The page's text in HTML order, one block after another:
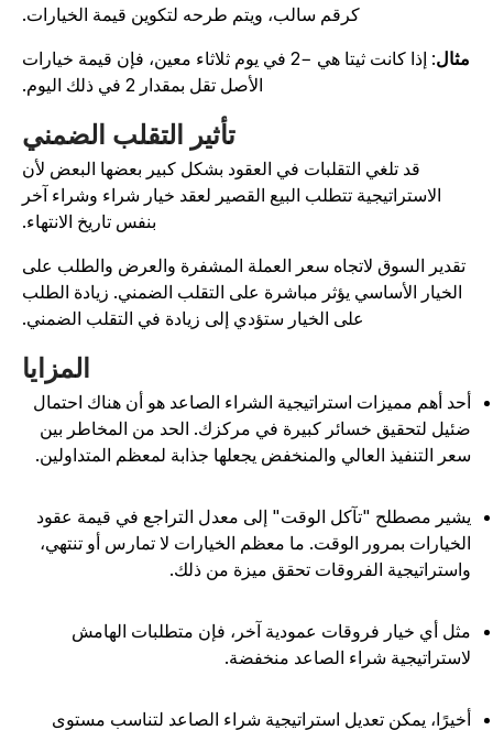
كرقم سالب، ويتم طرحه لتكوين قيمة الخيارات.
: إذا كانت ثيتا هي −2 في يوم ثلاثاء معين، فإن قيمة خيارات
الأصل تقل بمقدار 2 في ذلك اليوم.
تأثير التقلب الضمني
قد تلغي التقلبات في العقود بشكل كبير بعضها البعض لأن
الاستراتيجية تتطلب البيع القصير لعقد خيار شراء وشراء آخر
بنفس تاريخ الانتهاء.
تقدير السوق لاتجاه سعر العملة المشفرة والعرض والطلب على
الخيار الأساسي يؤثر مباشرة على التقلب الضمني. زيادة الطلب
على الخيار ستؤدي إلى زيادة في التقلب الضمني.
المزايا
أهم مميزات استراتيجية الشراء الصاعد هو أن هناك احتمال
لتحقيق خسائر كبيرة في مركزك. الحد من المخاطر بين
التنفيذ العالي والمنخفض يجعلها جذابة لمعظم المتداولين.
مصطلح "تآكل الوقت" إلى معدل التراجع في قيمة عقود
بمرور الوقت. ما معظم الخيارات لا تمارس أو تنتهي،
الفروقات تحقق ميزة من ذلك.
أي خيار فروقات عمودية آخر، فإن متطلبات الهامش
شراء الصاعد منخفضة.
يمكن تعديل استراتيجية شراء الصاعد لتناسب مستوى